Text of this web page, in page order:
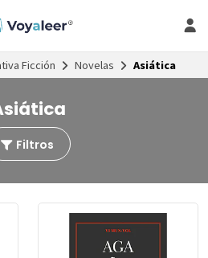
Ficción Novelas Asiática
Filtros